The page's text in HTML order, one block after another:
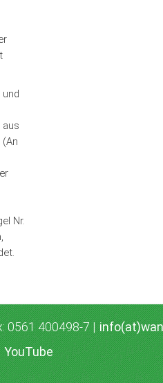
aus
Nr.
0561 400498-7 |
YouTube